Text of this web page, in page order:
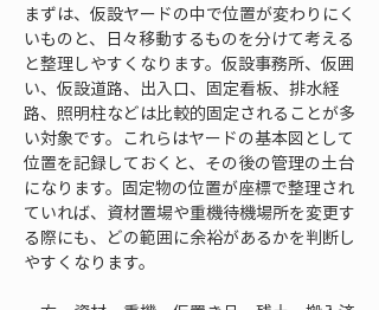
まずは、仮設ヤードの中で位置が変わりにく
いものと、日々移動するものを分けて考える
と整理しやすくなります。仮設事務所、仮囲
い、仮設道路、出入口、固定看板、排水経
路、照明柱などは比較的固定されることが多
い対象です。これらはヤードの基本図として
位置を記録しておくと、その後の管理の土台
になります。固定物の位置が座標で整理され
ていれば、資材置場や重機待機場所を変更す
る際にも、どの範囲に余裕があるかを判断し
やすくなります。